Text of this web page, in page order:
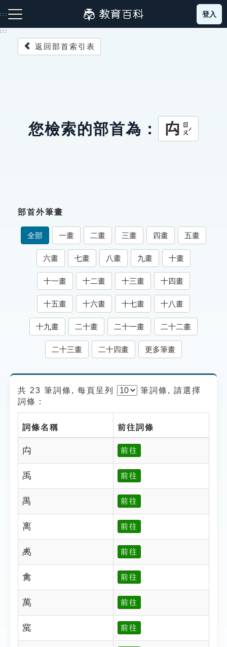
到
主
:::
成語故事
索引選單
知識索引
單字索引
生命大百科索引
遊戲專區
貓頭鷹博士
登入
:::
返回部首索引表
您檢索的部首為： 禸 ㄖㄡˊ
部首外筆畫
全部 一畫 二畫 三畫 四畫 五畫
六畫 七畫 八畫 九畫 十畫
十一畫 十二畫 十三畫 十四畫
十五畫 十六畫 十七畫 十八畫
十九畫 二十畫 二十一畫 二十二畫
二十三畫 二十四畫 更多筆畫
共 23 筆詞條, 每頁呈列 筆詞條, 請選擇
詞條：
詞條名稱 前往詞條
禸 前往
禹 前往
禺 前往
离 前往
禼 前往
禽 前往
萬 前往
歶 前往